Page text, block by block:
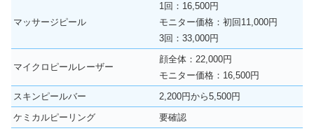
マッサージピール
1回：16,500円
モニター価格：初回11,000円
3回：33,000円
マイクロピールレーザー
顔全体：22,000円
モニター価格：16,500円
スキンピールバー
2,200円から5,500円
ケミカルピーリング
要確認